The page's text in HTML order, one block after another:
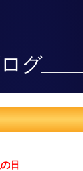
グ
日